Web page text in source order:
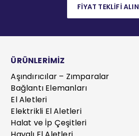
FİYAT TEKLİFİ ALIN
ÜRÜNLERİMİZ
Aşındırıcılar – Zımparalar
Bağlantı Elemanları
El Aletleri
Elektrikli El Aletleri
Halat ve İp Çeşitleri